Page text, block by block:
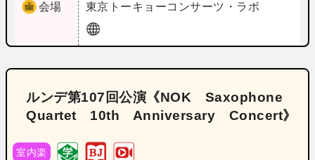
会場 東京 トーキョーコンサーツ・ラボ
ルンデ第107回公演《NOK Saxophone
Quartet 10th Anniversary Concert》
室内楽